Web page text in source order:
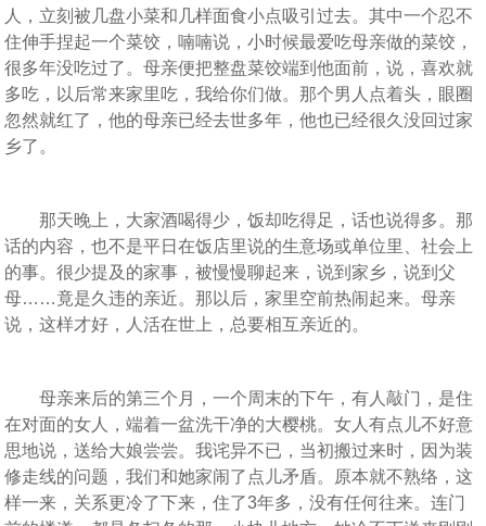
人，立刻被几盘小菜和几样面食小点吸引过去。其中一个忍不
住伸手捏起一个菜饺，喃喃说，小时候最爱吃母亲做的菜饺，
很多年没吃过了。母亲便把整盘菜饺端到他面前，说，喜欢就
多吃，以后常来家里吃，我给你们做。那个男人点着头，眼圈
忽然就红了，他的母亲已经去世多年，他也已经很久没回过家
乡了。
那天晚上，大家酒喝得少，饭却吃得足，话也说得多。那
话的内容，也不是平日在饭店里说的生意场或单位里、社会上
的事。很少提及的家事，被慢慢聊起来，说到家乡，说到父
母……竟是久违的亲近。那以后，家里空前热闹起来。母亲
说，这样才好，人活在世上，总要相互亲近的。
母亲来后的第三个月，一个周末的下午，有人敲门，是住
在对面的女人，端着一盆洗干净的大樱桃。女人有点儿不好意
思地说，送给大娘尝尝。我诧异不已，当初搬过来时，因为装
修走线的问题，我们和她家闹了点儿矛盾。原本就不熟络，这
样一来，关系更冷了下来，住了3年多，没有任何往来。连门